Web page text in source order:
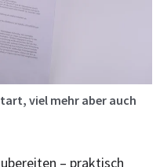
viel mehr aber auch
– praktisch